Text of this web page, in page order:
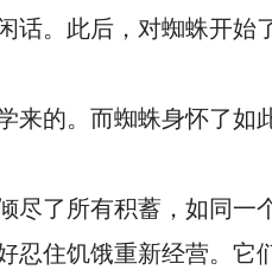
。此后，对蜘蛛开
来的。而蜘蛛身怀了
了所有积蓄，如同
住饥饿重新经营。